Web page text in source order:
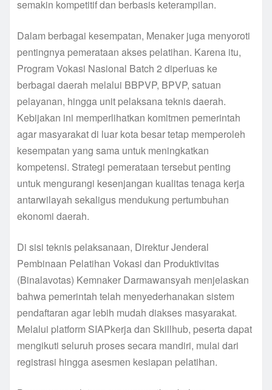
semakin kompetitif dan berbasis keterampilan.
Dalam berbagai kesempatan, Menaker juga menyoroti
pentingnya pemerataan akses pelatihan. Karena itu,
Program Vokasi Nasional Batch 2 diperluas ke
berbagai daerah melalui BBPVP, BPVP, satuan
pelayanan, hingga unit pelaksana teknis daerah.
Kebijakan ini memperlihatkan komitmen pemerintah
agar masyarakat di luar kota besar tetap memperoleh
kesempatan yang sama untuk meningkatkan
kompetensi. Strategi pemerataan tersebut penting
untuk mengurangi kesenjangan kualitas tenaga kerja
antarwilayah sekaligus mendukung pertumbuhan
ekonomi daerah.
Di sisi teknis pelaksanaan, Direktur Jenderal
Pembinaan Pelatihan Vokasi dan Produktivitas
(Binalavotas) Kemnaker Darmawansyah menjelaskan
bahwa pemerintah telah menyederhanakan sistem
pendaftaran agar lebih mudah diakses masyarakat.
Melalui platform SIAPkerja dan Skillhub, peserta dapat
mengikuti seluruh proses secara mandiri, mulai dari
registrasi hingga asesmen kesiapan pelatihan.